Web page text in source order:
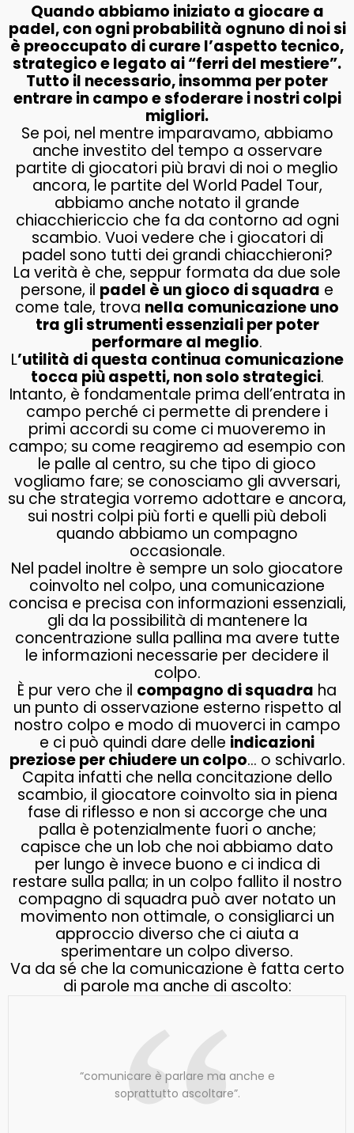
Quando abbiamo iniziato a giocare a
padel, con ogni probabilità ognuno di noi si
è preoccupato di curare l’aspetto tecnico,
strategico e legato ai “ferri del mestiere”.
Tutto il necessario, insomma per poter
entrare in campo e sfoderare i nostri colpi
migliori.
Se poi, nel mentre imparavamo, abbiamo
anche investito del tempo a osservare
partite di giocatori più bravi di noi o meglio
ancora, le partite del World Padel Tour,
abbiamo anche notato il grande
chiacchiericcio che fa da contorno ad ogni
scambio. Vuoi vedere che i giocatori di
padel sono tutti dei grandi chiacchieroni?
La verità è che, seppur formata da due sole
persone, il padel è un gioco di squadra e
come tale, trova nella comunicazione uno
tra gli strumenti essenziali per poter
performare al meglio.
L’utilità di questa continua comunicazione
tocca più aspetti, non solo strategici.
Intanto, è fondamentale prima dell’entrata in
campo perché ci permette di prendere i
primi accordi su come ci muoveremo in
campo; su come reagiremo ad esempio con
le palle al centro, su che tipo di gioco
vogliamo fare; se conosciamo gli avversari,
su che strategia vorremo adottare e ancora,
sui nostri colpi più forti e quelli più deboli
quando abbiamo un compagno
occasionale.
Nel padel inoltre è sempre un solo giocatore
coinvolto nel colpo, una comunicazione
concisa e precisa con informazioni essenziali,
gli da la possibilità di mantenere la
concentrazione sulla pallina ma avere tutte
le informazioni necessarie per decidere il
colpo.
È pur vero che il compagno di squadra ha
un punto di osservazione esterno rispetto al
nostro colpo e modo di muoverci in campo
e ci può quindi dare delle indicazioni
preziose per chiudere un colpo… o schivarlo.
Capita infatti che nella concitazione dello
scambio, il giocatore coinvolto sia in piena
fase di riflesso e non si accorge che una
palla è potenzialmente fuori o anche;
capisce che un lob che noi abbiamo dato
per lungo è invece buono e ci indica di
restare sulla palla; in un colpo fallito il nostro
compagno di squadra può aver notato un
movimento non ottimale, o consigliarci un
approccio diverso che ci aiuta a
sperimentare un colpo diverso.
Va da sé che la comunicazione è fatta certo
di parole ma anche di ascolto:
“comunicare è parlare ma anche e
soprattutto ascoltare”.